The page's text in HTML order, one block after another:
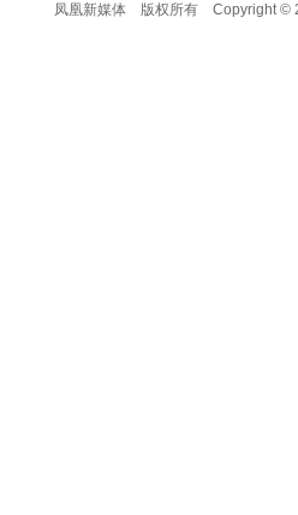
凤凰新媒体
版权所有 Copyright ©